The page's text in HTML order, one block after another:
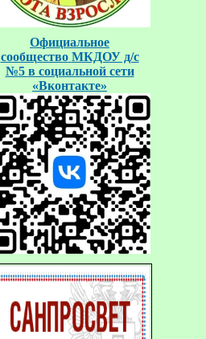
Официальное
сообщество МКДОУ д/с
№5 в социальной сети
«Вконтакте»